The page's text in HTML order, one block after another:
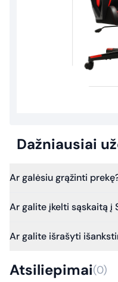
Dažniausiai
Ar galėsiu grąžinti
Bet jei praeis daugiau laiko
Ar galite įkelti sąskaitą į
Nuo 2025 m. sausio 1 d. visi
sistemą. Šis reikalavimas
užtikrinti skaidrumą ir
Ar galite išrašyti
Atsiliepimai(0)